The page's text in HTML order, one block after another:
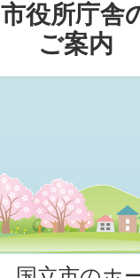
市役所庁舎
ご案内